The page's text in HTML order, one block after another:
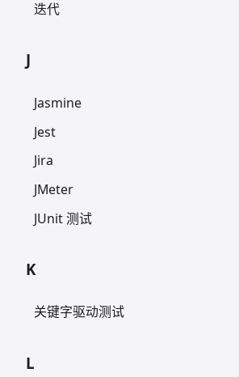
迭代
J
Jasmine
Jest
Jira
JMeter
JUnit 测试
K
关键字驱动测试
L